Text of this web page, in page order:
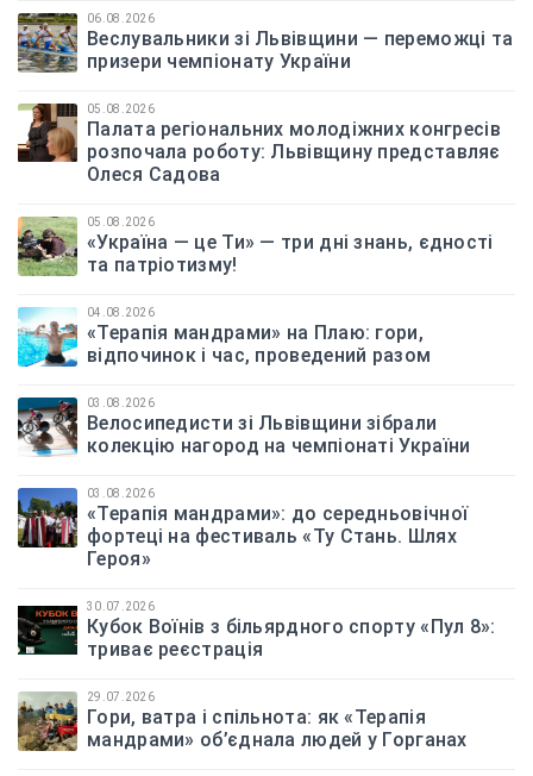
06.08.2026
Веслувальники зі Львівщини — переможці та
призери чемпіонату України
05.08.2026
Палата регіональних молодіжних конгресів
розпочала роботу: Львівщину представляє
Олеся Садова
05.08.2026
«Україна — це Ти» — три дні знань, єдності
та патріотизму!
04.08.2026
«Терапія мандрами» на Плаю: гори,
відпочинок і час, проведений разом
03.08.2026
Велосипедисти зі Львівщини зібрали
колекцію нагород на чемпіонаті України
03.08.2026
«Терапія мандрами»: до середньовічної
фортеці на фестиваль «Ту Стань. Шлях
Героя»
30.07.2026
Кубок Воїнів з більярдного спорту «Пул 8»:
триває реєстрація
29.07.2026
Гори, ватра і спільнота: як «Терапія
мандрами» об’єднала людей у Горганах